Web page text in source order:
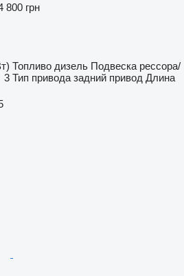
800 грн
Топливо дизель Подвеска рессора/
3 Тип привода задний привод Длина